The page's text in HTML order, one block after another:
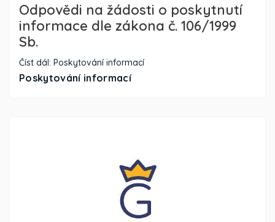
Poskytování informací
Odpovědi na žádosti o poskytnutí
informace dle zákona č. 106/1999
Sb.
Číst dál: Poskytování informací